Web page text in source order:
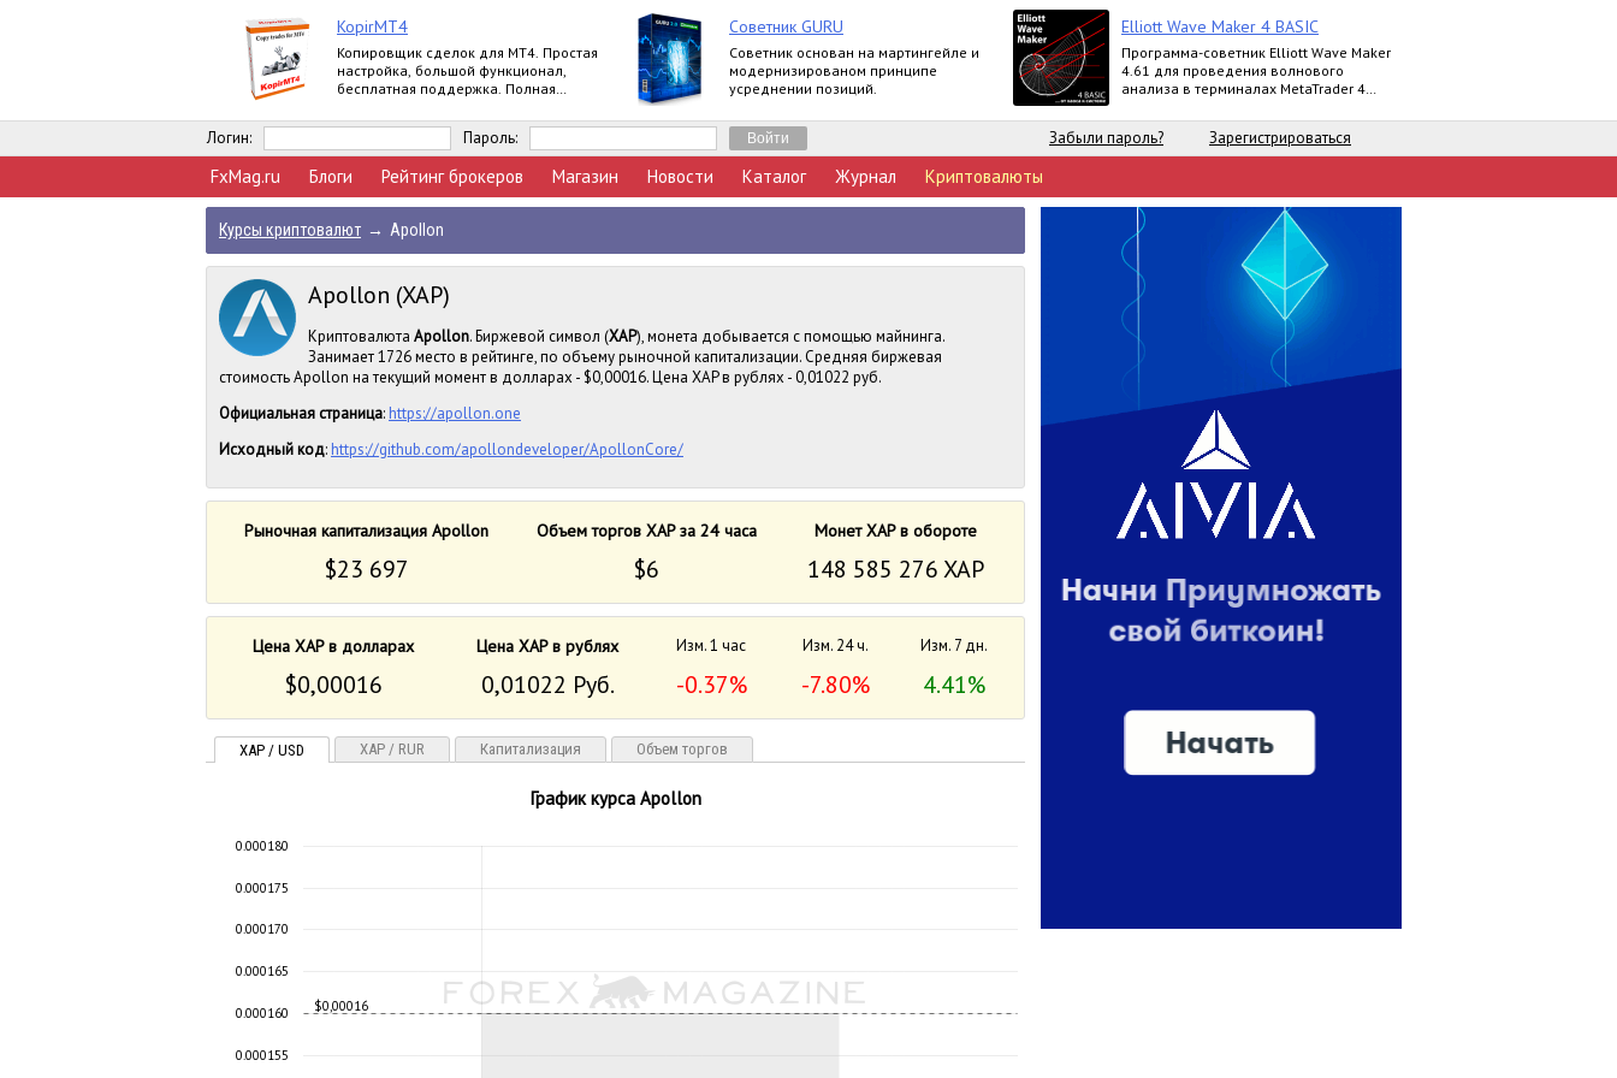
KopirMT4
Копировщик сделок для МТ4. Простая
настройка, большой функционал,
бесплатная поддержка. Полная
Советник GURU
Советник основан на мартингейле и
модернизированом принципе
усреднении позиций.
Elliott Wave Maker 4 BASIC
Программа-советник Elliott Wave Maker
4.61 для проведения волнового
анализа в терминалах MetaTrader 4
Extended
Логин: Пароль: Забыли пароль? Зарегистрироваться
FxMag.ru Блоги Рейтинг брокеров Магазин Новости Каталог Журнал Криптовалюты
Курсы криптовалют → Apollon
Apollon (XAP)
Криптовалюта Apollon. Биржевой символ (XAP), монета добывается с помощью майнинга.
Занимает 1726 место в рейтинге, по объему рыночной капитализации. Средняя биржевая
стоимость Apollon на текущий момент в долларах - $0,00016. Цена XAP в рублях - 0,01022 руб.
Официальная страница: https://apollon.one
Исходный код: https://github.com/apollondeveloper/ApollonCore/
Рыночная капитализация Apollon Объем торгов XAP за 24 часа Монет XAP в обороте
$23 697 $6 148 585 276 XAP
Цена XAP в долларах Цена XAP в рублях Изм. 1 час Изм. 24 ч. Изм. 7 дн.
$0,00016 0,01022 Руб. -0.37% -7.80% 4.41%
XAP / USD XAP / RUR Капитализация Объем торгов
График курса Apollon
$0,00016
0.000155
0.000160
0.000165
0.000170
0.000175
0.000180